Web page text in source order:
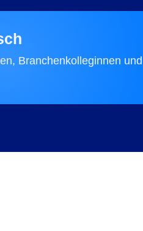
Branchenkolleginnen und